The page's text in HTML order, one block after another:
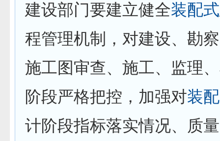
建设部门要建立健全装配式
程管理机制，对建设、勘
施工图审查、施工、监理
阶段严格把控，加强对装
计阶段指标落实情况、质